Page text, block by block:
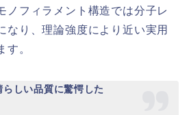
ノフィラメント構造では分子レ
なり、理論強度により近い実用
す。
しい品質に驚愕した